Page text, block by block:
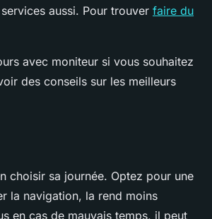
aussi. Pour trouver faire du
avec moniteur si vous souhaitez
des conseils sur les meilleurs
choisir sa journée. Optez pour une
la navigation, la rend moins
en cas de mauvais temps, il peut